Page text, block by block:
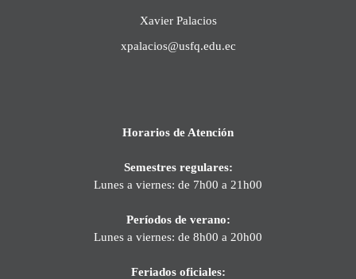
Xavier Palacios
xpalacios@usfq.edu.ec
Horarios de Atención
Semestres regulares:
Lunes a viernes: de 7h00 a 21h00
Períodos de verano:
Lunes a viernes: de 8h00 a 20h00
Feriados oficiales: